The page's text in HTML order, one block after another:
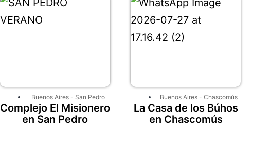
Buenos Aires- San Pedro
Complejo El Misionero
en San Pedro
Buenos Aires- Chascomús
La Casa de los Búhos
en Chascomús